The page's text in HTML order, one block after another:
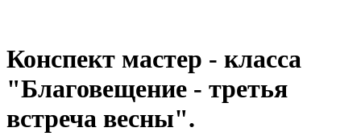
Конспект мастер - класса
"Благовещение - третья
встреча весны".